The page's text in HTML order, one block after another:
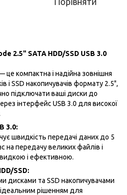
2.5" SATA HDD/SSD USB 3.0
компактна і надійна зовнішня
і SSD накопичувачів формату 2.5",
підключати ваші диски до
інтерфейс USB 3.0 для високої
3.0:
швидкість передачі даних до 5
на передачу великих файлів і
і ефективною.
SSD:
дисками та SSD накопичувачами
рішенням для